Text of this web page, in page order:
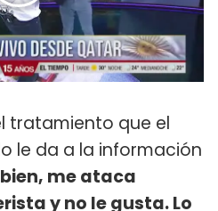
tratamiento que el
le da a la información
me ataca
y no le gusta. Lo